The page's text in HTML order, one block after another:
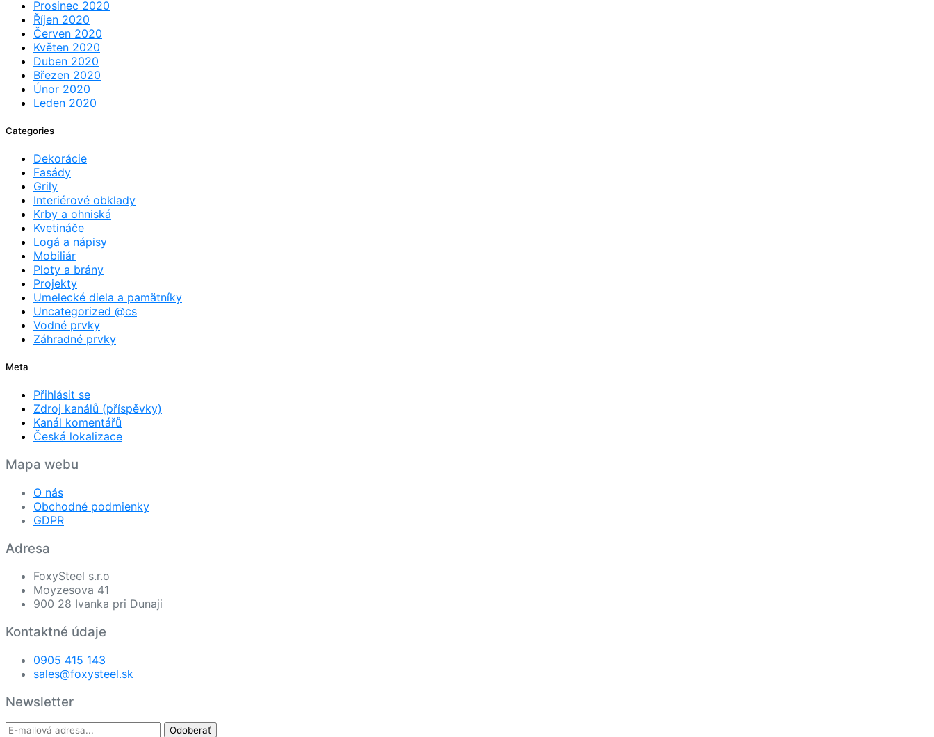
Prosinec 2020
Říjen 2020
Červen 2020
Květen 2020
Duben 2020
Březen 2020
Únor 2020
Leden 2020
Categories
Dekorácie
Fasády
Grily
Interiérové obklady
Krby a ohniská
Kvetináče
Logá a nápisy
Mobiliár
Ploty a brány
Projekty
Umelecké diela a pamätníky
Uncategorized @cs
Vodné prvky
Záhradné prvky
Meta
Přihlásit se
Zdroj kanálů (příspěvky)
Kanál komentářů
Česká lokalizace
Mapa webu
O nás
Obchodné podmienky
GDPR
Adresa
FoxySteel s.r.o
Moyzesova 41
900 28 Ivanka pri Dunaji
Kontaktné údaje
0905 415 143
sales@foxysteel.sk
Newsletter
Odoberať